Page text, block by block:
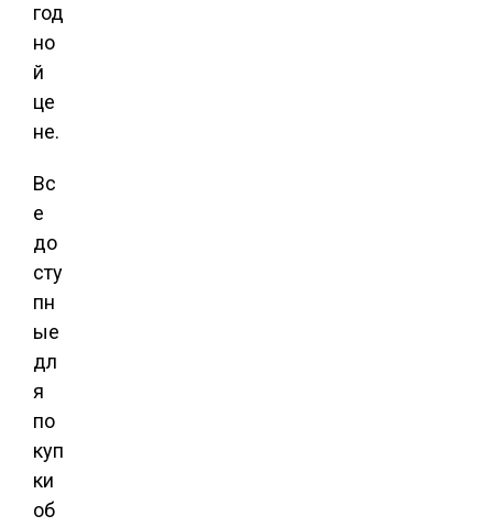
год
но
й
це
не.
Вс
е
до
сту
пн
ые
дл
я
по
куп
ки
об